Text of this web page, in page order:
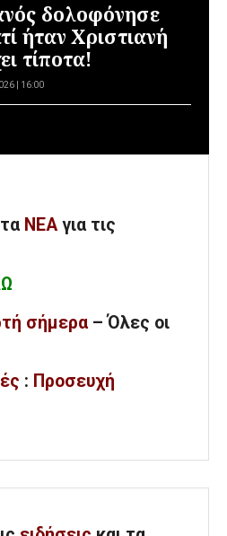
δολοφόνησε
ήταν Χριστιανή
τίποτα!
| 16:00
τα ΝΕΑ για τις
σήμερα – Όλες οι
: Προσευχή